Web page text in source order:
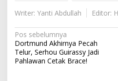
Writer: Yanti Abdullah
Editor:
N
a
v
Pos sebelumnya
Dortmund Akhirnya Pecah
Telur, Serhou Guirassy Jadi
Pahlawan Cetak Brace!